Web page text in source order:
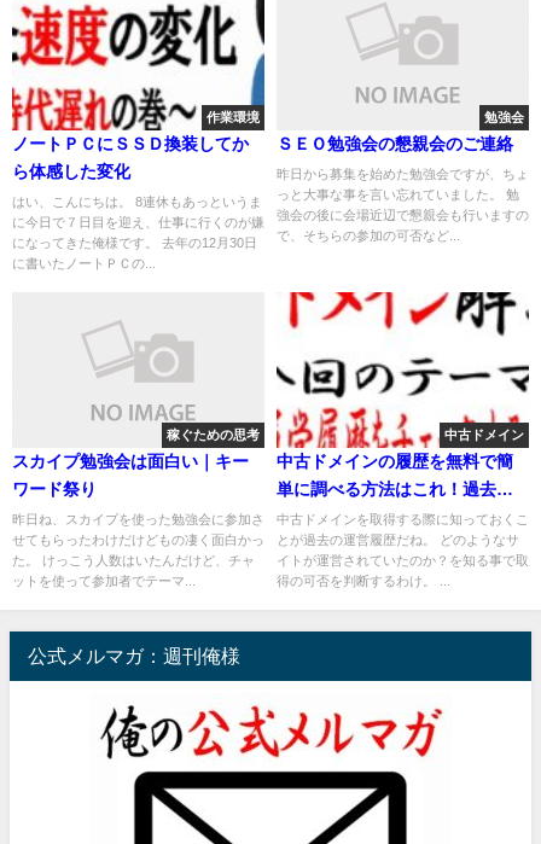
作業環境
ノートＰＣにＳＳＤ換装してか
ら体感した変化
はい、こんにちは。 8連休もあっというま
に今日で７日目を迎え、仕事に行くのが嫌
になってきた俺様です。 去年の12月30日
に書いたノートＰＣの...
勉強会
ＳＥＯ勉強会の懇親会のご連絡
昨日から募集を始めた勉強会ですが、ちょ
っと大事な事を言い忘れていました。 勉
強会の後に会場近辺で懇親会も行いますの
で、そちらの参加の可否など...
稼ぐための思考
スカイプ勉強会は面白い｜キー
ワード祭り
昨日ね、スカイプを使った勉強会に参加さ
せてもらったわけだけどもの凄く面白かっ
た。 けっこう人数はいたんだけど、チャ
ットを使って参加者でテーマ...
中古ドメイン
中古ドメインの履歴を無料で簡
単に調べる方法はこれ！過去の
運営サイトを見て取得の判断を
中古ドメインを取得する際に知っておくこ
とが過去の運営履歴だね。 どのようなサ
イトが運営されていたのか？を知る事で取
得の可否を判断するわけ。 ...
公式メルマガ：週刊俺様